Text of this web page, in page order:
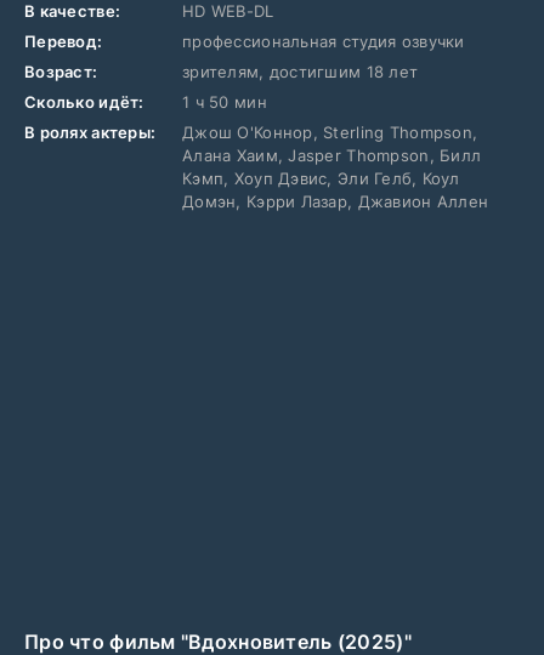
В качестве:
HD WEB-DL
Перевод:
профессиональная студия озвучки
Возраст:
зрителям, достигшим 18 лет
Сколько идёт:
1 ч 50 мин
В ролях актеры:
Джош О'Коннор, Sterling Thompson,
Алана Хаим, Jasper Thompson, Билл
Кэмп, Хоуп Дэвис, Эли Гелб, Коул
Домэн, Кэрри Лазар, Джавион Аллен
Про что фильм "Вдохновитель (2025)"